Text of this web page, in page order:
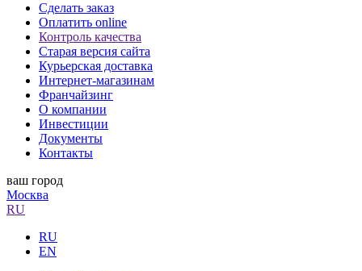
Сделать заказ
Оплатить online
Контроль качества
Старая версия сайта
Курьерская доставка
Интернет-магазинам
Франчайзинг
О компании
Инвестиции
Документы
Контакты
ваш город
Москва
RU
RU
EN